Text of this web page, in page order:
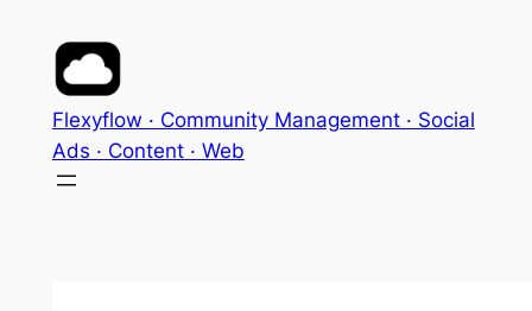
contenu
Flexyflow · Community Management · Social
Ads · Content · Web